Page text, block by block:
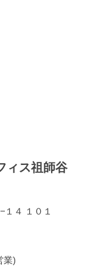
ィス祖師谷
４ １０１
業)